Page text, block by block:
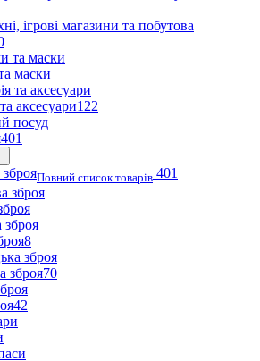
ігрові магазини та побутова
маски
аксесуари122
посуд
401
Повний список товарів 401
8
зброя70
42